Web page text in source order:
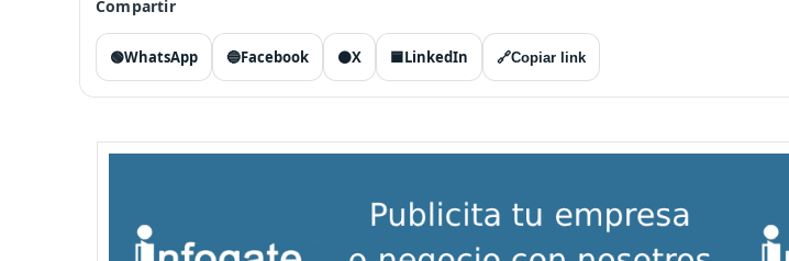
Compartir
🟢WhatsApp 🔵Facebook ⚫X 🟦LinkedIn 🔗Copiar link